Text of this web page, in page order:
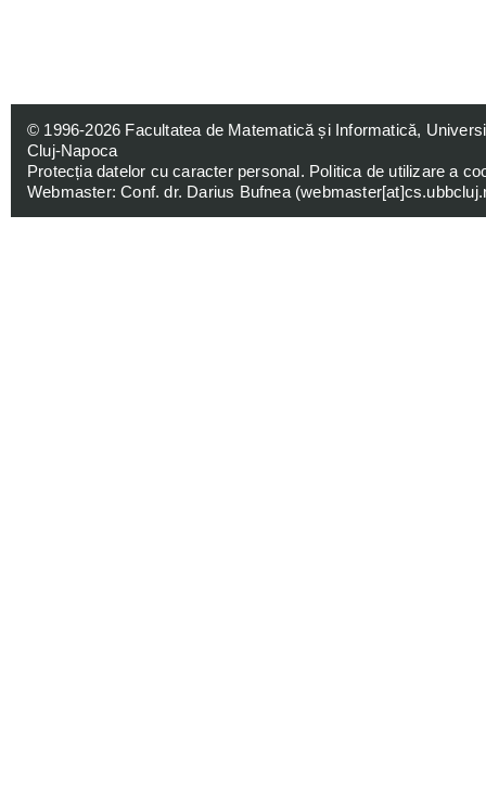
© 1996-2026 Facultatea de Matematică și Informatică,
Cluj-Napoca
Protecția datelor cu caracter personal. Politica de utilizare a
Webmaster: Conf. dr. Darius Bufnea (